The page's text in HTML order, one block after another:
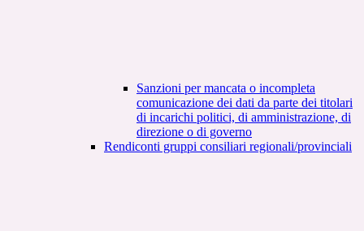
Sanzioni per mancata o incompleta
comunicazione dei dati da parte dei titolari
di incarichi politici, di amministrazione, di
direzione o di governo
Rendiconti gruppi consiliari regionali/provinciali